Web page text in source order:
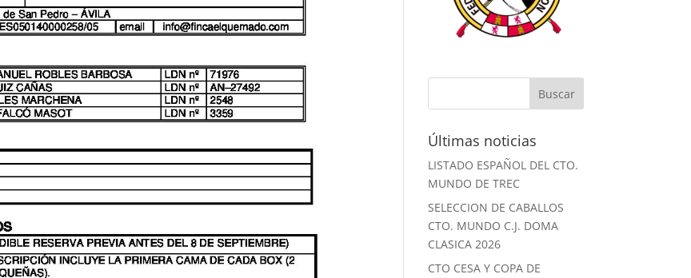
Últimas noticias
LISTADO ESPAÑOL DEL CTO.
MUNDO DE TREC
SELECCION DE CABALLOS
CTO. MUNDO C.J. DOMA
CLASICA 2026
CTO CESA Y COPA DE